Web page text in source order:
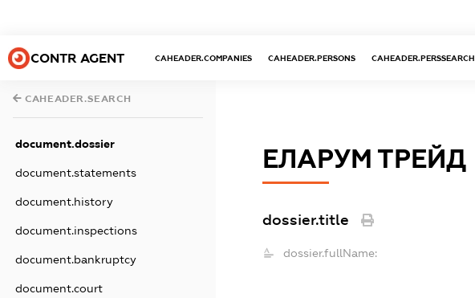
CONTR AGENT CAHEADER.COMPANIES CAHEADER.PERSONS CAHEADER.PERSSEARCH
CAHEADER.SEARCH
document.dossier
document.statements
document.history
document.inspections
document.bankruptcy
document.court
ЕЛАРУМ ТРЕЙД
dossier.title
dossier.fullName: